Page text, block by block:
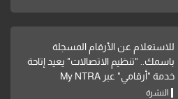
للاستعلام عن الأرقام المسجلة
باسمك.. "تنظيم الاتصالات" يعيد إتاحة
خدمة "أرقامي" عبر My NTRA
النشرة